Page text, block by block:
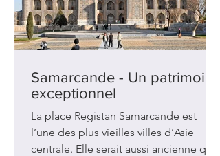
lois, leur culture et leur rel
Samarcande - Un patrimoine
exceptionnel
La place Registan Samarcande est
l’une des plus vieilles villes d’Asie
centrale. Elle serait aussi ancienne que